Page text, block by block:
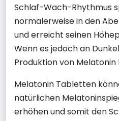
Schlaf-Wach-Rhythmus
normalerweise in den
und erreicht seinen
Wenn es jedoch an
Produktion von
Melatonin Tabletten
natürlichen
erhöhen und somit den